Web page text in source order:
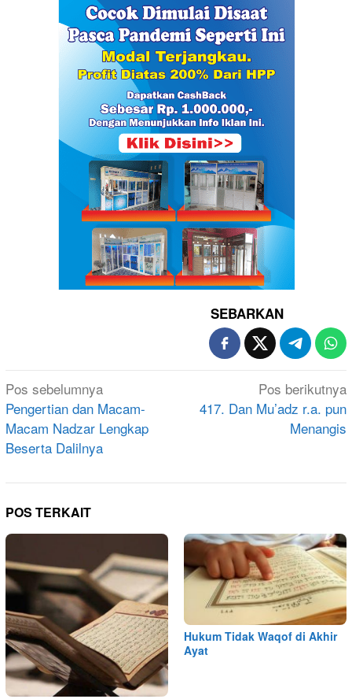
SEBARKAN
Navigasi
pos
Pos sebelumnya
Pengertian dan Macam-
Macam Nadzar Lengkap
Beserta Dalilnya
Pos berikutnya
417. Dan Mu’adz r.a. pun
Menangis
POS TERKAIT
Hukum Tidak Waqof di Akhir
Ayat